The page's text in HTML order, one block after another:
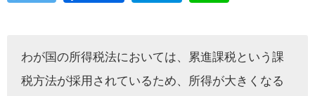
わが国の所得税法においては、累進課税という課
税方法が採用されているため、所得が大きくなる